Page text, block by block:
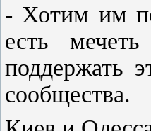
- Хотим им
есть
поддержать
сообщества.